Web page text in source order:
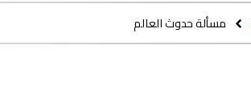
مسألة حدوث العالم